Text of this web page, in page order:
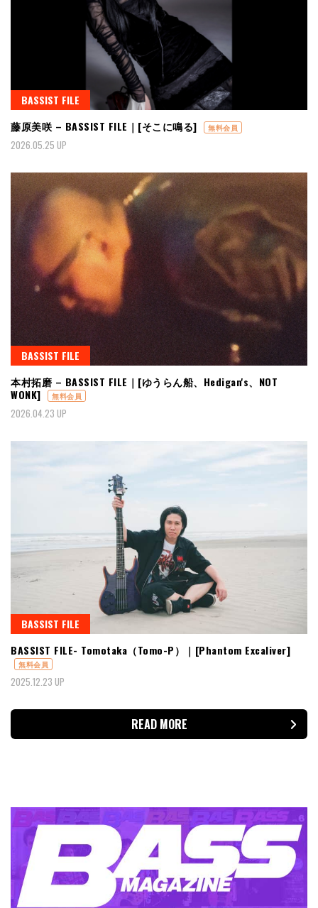
BASSIST FILE
藤原美咲 – BASSIST FILE｜[そこに鳴る]
無料会員
2026.05.25 UP
BASSIST FILE
本村拓磨 – BASSIST FILE｜[ゆうらん船、Hedigan's、NOT
WONK]
無料会員
2026.04.23 UP
BASSIST FILE
BASSIST FILE- Tomotaka（Tomo-P）｜[Phantom Excaliver]
無料会員
2025.12.23 UP
READ MORE